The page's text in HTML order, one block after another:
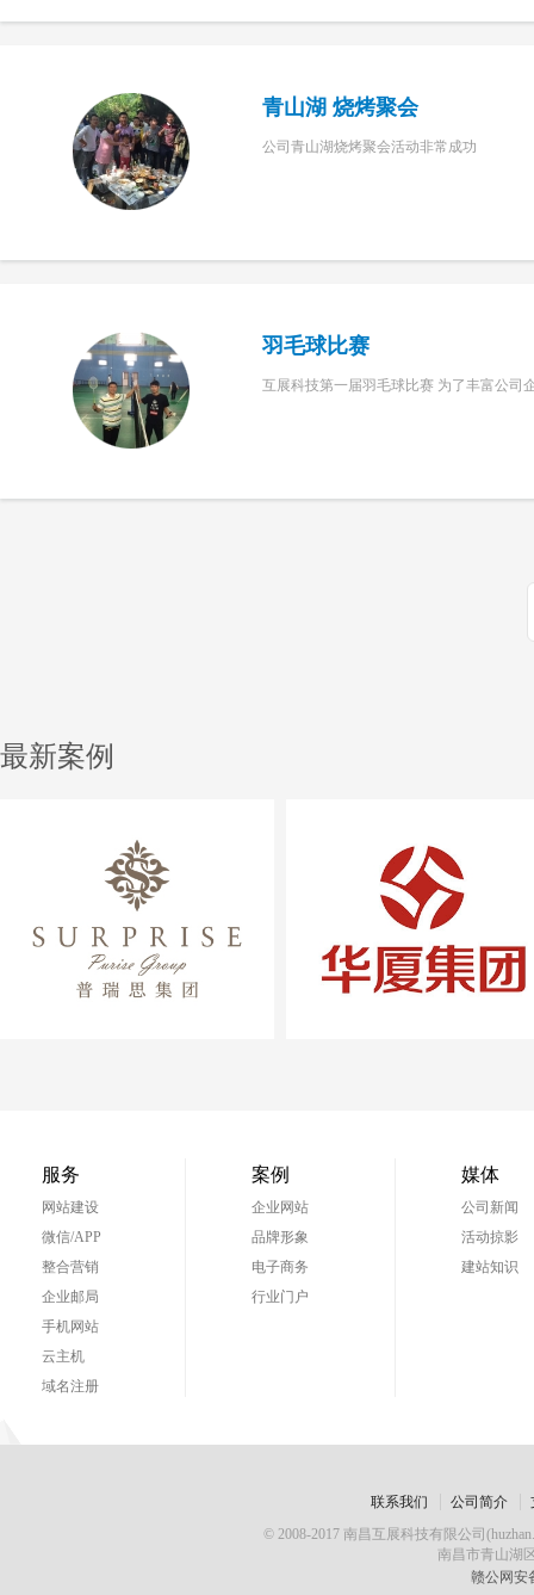
青山湖 烧烤聚会
公司青山湖烧烤聚会活动非常成功
羽毛球比赛
互展科技第一届羽毛球比赛 为了丰富公司
最新案例
吉安华厦投资（集团）
有限公司
江西省海外旅游总
服务
网站建设
微信/APP
整合营销
企业邮局
手机网站
云主机
域名注册
案例
企业网站
品牌形象
电子商务
行业门户
媒体
公司新闻
活动掠影
建站知识
联系我们 公司简介
© 2008-2017 南昌互展科技有限公司
南昌市青山湖
赣公网安